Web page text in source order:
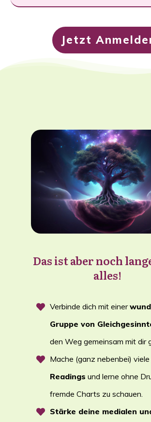
Jetzt
Das ist aber noch
alles!
Verbinde dich mit einer
Gruppe von
den Weg gemeinsam mit dir
Mache (ganz nebenbei) viele
Readings und lerne ohne
fremde Charts zu schauen.
Stärke deine medialen